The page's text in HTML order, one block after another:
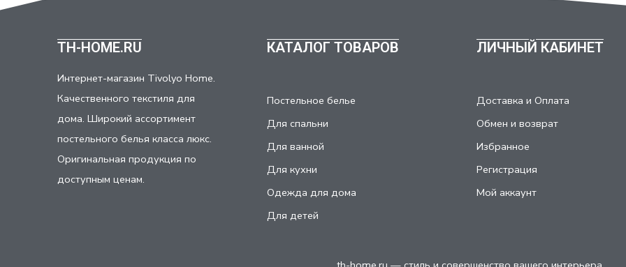
TH-HOME.RU
Интернет-магазин Tivolyo Home.
Качественного текстиля для
дома. Широкий ассортимент
постельного белья класса люкс.
Оригинальная продукция по
доступным ценам.
КАТАЛОГ ТОВАРОВ
Постельное белье
Для спальни
Для ванной
Для кухни
Одежда для дома
Для детей
ЛИЧНЫЙ КАБИНЕТ
Доставка и Оплата
Обмен и возврат
Избранное
Регистрация
Мой аккаунт